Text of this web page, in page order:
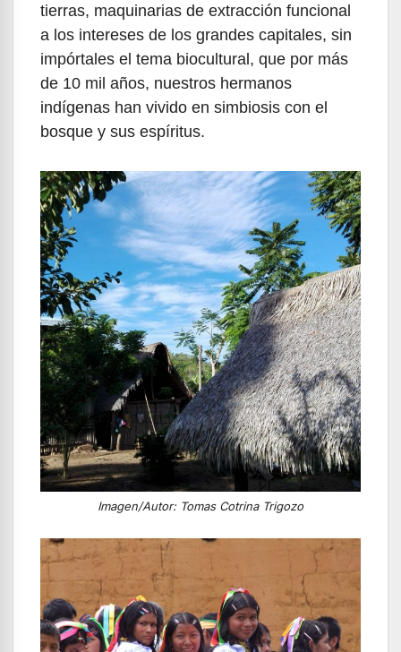
tierras, maquinarias de extracción funcional
a los intereses de los grandes capitales, sin
impórtales el tema biocultural, que por más
de 10 mil años, nuestros hermanos
indígenas han vivido en simbiosis con el
bosque y sus espíritus.
Imagen/Autor: Tomas Cotrina Trigozo